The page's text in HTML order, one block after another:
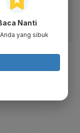
Katadata.
Me
Nanti
yang sibuk